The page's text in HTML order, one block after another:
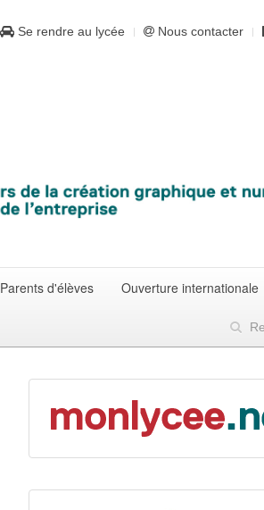
Se rendre au lycée Nous contacter
Parents d'élèves Ouverture internationale